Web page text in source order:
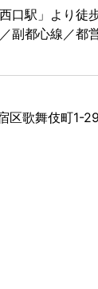
口駅」より徒
副都心線／都
区歌舞伎町1-